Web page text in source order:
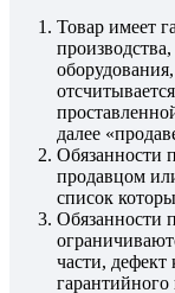
Товар имеет
далее
Обязанности
продавцом
список
Обязанности
части, дефект